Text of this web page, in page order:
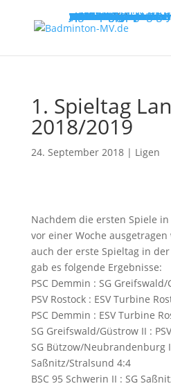
MENUMENU
Willkommen
Verband
Verbandsführung
Ausschreibungen
Vereine
Vereinsservice
Spielbetrieb
Turniere
Landesliga
Landesklasse
Bezirksliga
Lehre & Ausbildung
Ausbildungen
Fortbildungen
Trainerinfos
Schulsport
Shuttle Time
„Mach mit – spiel
Jugend trainiert für
Spiel- und
Links
DBV - Deutscher
DBV - Gruppe Nord
DOSB - Deutscher
LSB -
1. Spieltag
2018/2019
24. September 2018| Ligen
Nachdem die ersten Spiele
vor einer Woche
auch der erste Spieltag in
gab es folgende Ergebnisse:
PSC Demmin : SG
PSV Rostock : ESV Turbine
PSC Demmin : ESV Turbine
SG Greifswald/Güstrow II :
SG Bützow/Neubrandenburg
Saßnitz/Stralsund 4:4
BSC 95 Schwerin II : SG